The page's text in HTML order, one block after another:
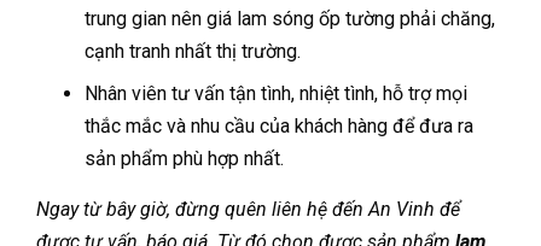
trung gian nên giá lam sóng ốp tường phải chăng,
cạnh tranh nhất thị trường.
Nhân viên tư vấn tận tình, nhiệt tình, hỗ trợ mọi
thắc mắc và nhu cầu của khách hàng để đưa ra
sản phẩm phù hợp nhất.
Ngay từ bây giờ, đừng quên liên hệ đến An Vinh để